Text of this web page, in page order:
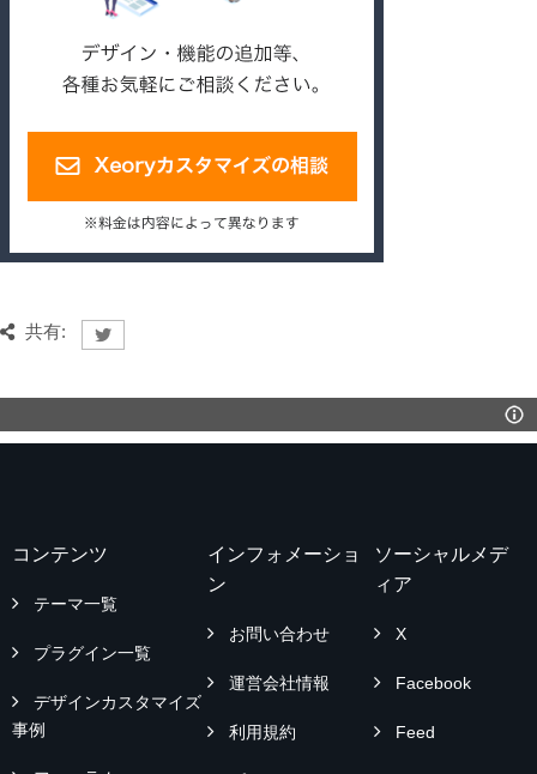
共有:
コンテンツ
テーマ一覧
プラグイン一覧
デザインカスタマイズ
事例
インフォメーショ
ン
お問い合わせ
運営会社情報
利用規約
ソーシャルメデ
ィア
X
Facebook
Feed